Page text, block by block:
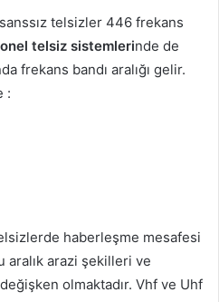
telsizler 446 frekans
telsiz sistemlerinde de
frekans bandı aralığı gelir.
:
haberleşme mesafesi
aralık arazi şekilleri ve
olmaktadır. Vhf ve Uhf